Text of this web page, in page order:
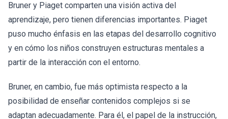
Bruner y Piaget comparten una visión activa del
aprendizaje, pero tienen diferencias importantes. Piaget
puso mucho énfasis en las etapas del desarrollo cognitivo
y en cómo los niños construyen estructuras mentales a
partir de la interacción con el entorno.
Bruner, en cambio, fue más optimista respecto a la
posibilidad de enseñar contenidos complejos si se
adaptan adecuadamente. Para él, el papel de la instrucción,